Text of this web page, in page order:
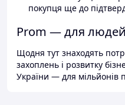
покупця ще до
Prom — для людей
Щодня тут знаходять
захоплень і розвитку
України — для мільйонів